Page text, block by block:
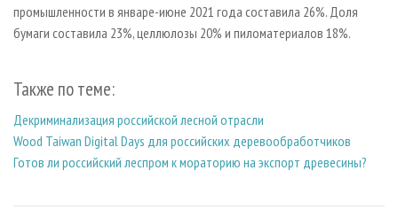
промышленности в январе-июне 2021 года составила 26%. Доля
бумаги составила 23%, целлюлозы 20% и пиломатериалов 18%.
Также по теме:
Декриминализация российской лесной отрасли
Wood Taiwan Digital Days для российских деревообработчиков
Готов ли российский леспром к мораторию на экспорт древесины?